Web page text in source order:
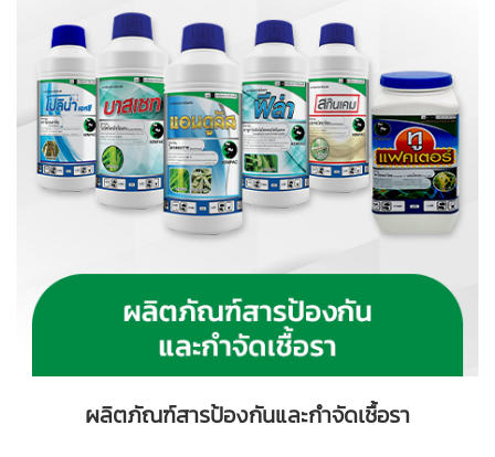
ผลิตภัณฑ์สารป้องกันและกำจัดเชื้อรา